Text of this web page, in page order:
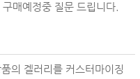
매예정중 질문 드립니다.
의 겔러리를 커스터마이징